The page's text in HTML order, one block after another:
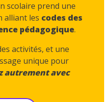
scolaire prend une
alliant les codes des
pédagogique.
activités, et une
unique pour
autrement avec